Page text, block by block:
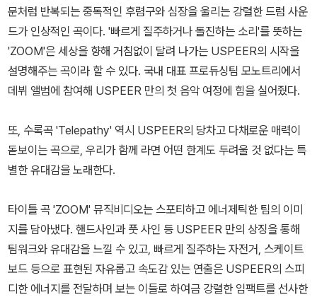
문처럼 반복되는 중독적인 후렴구와 심장을 울리는 강렬한 드럼 사운
드가 인상적인 곡이다. '빠르게 질주하거나 돌진하는 소리'를 뜻하는
'ZOOM'은 세상을 향해 거침없이 달려 나가는 USPEER의 시작을
설명해주는 곡이라 할 수 있다. 국내 대표 프로듀싱팀 모노트리에서
데뷔 앨범에 참여해 USPEER 만의 첫 음악 여정에 힘을 실어줬다.
또, 수록곡 'Telepathy' 역시 USPEER의 당차고 다채로운 매력이
돋보이는 곡으로, 우리가 함께 라면 어떤 한계도 두려울 것 없다는 특
별한 유대감을 노래한다.
타이틀 곡 'ZOOM' 뮤직비디오는 스포티하고 에너제틱한 팀의 이미
지를 담아냈다. 핸드사인과 풋 사인 등 USPEER 만의 상징을 통해
팀워크와 유대감을 느낄 수 있고, 빠르게 질주하는 자전거, 스케이트
보드 등으로 표현된 자유롭고 속도감 있는 연출은 USPEER의 스피
디한 에너지를 전달하며 보는 이들로 하여금 강렬한 임팩트를 선사한